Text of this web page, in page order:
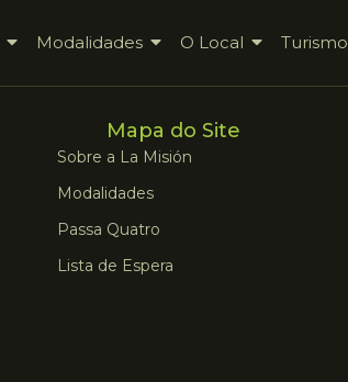
Modalidades O Local Turismo
Mapa do Site
Sobre a La Misión
Modalidades
Passa Quatro
Lista de Espera